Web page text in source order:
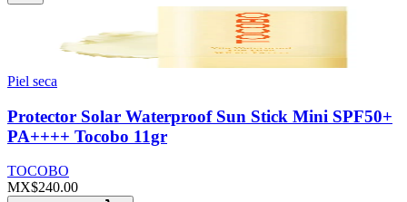
Piel seca
Protector Solar Waterproof Sun Stick Mini SPF50+
PA++++ Tocobo 11gr
TOCOBO
MX$240.00